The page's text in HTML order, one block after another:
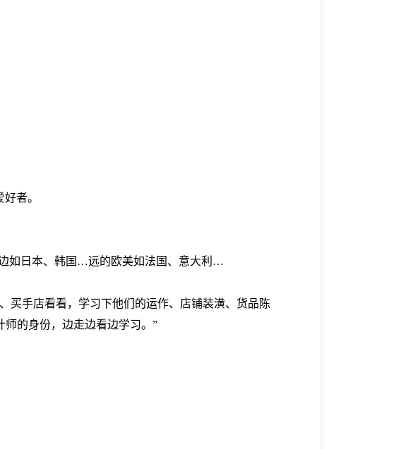
者。
如日本、韩国…远的欧美如法国、意大利…
买手店看看，学习下他们的运作、店铺装潢、货品陈
的身份，边走边看边学习。”